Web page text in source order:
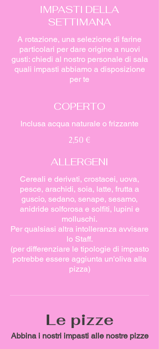
IMPASTI DELLA
SETTIMANA
A rotazione, una selezione di farine
particolari per dare origine a nuovi
gusti: chiedi al nostro personale di sala
quali impasti abbiamo a disposizione
per te
COPERTO
Inclusa acqua naturale o frizzante
2,50 €
ALLERGENI
Cereali e derivati, crostacei, uova,
pesce, arachidi, soia, latte, frutta a
guscio, sedano, senape, sesamo,
anidride solforosa e solfiti, lupini e
molluschi.
Per qualsiasi altra intolleranza avvisare
lo Staff.
(per differenziare le tipologie di impasto
potrebbe essere aggiunta un'oliva alla
pizza)
Le pizze
Abbina i nostri impasti alle nostre pizze